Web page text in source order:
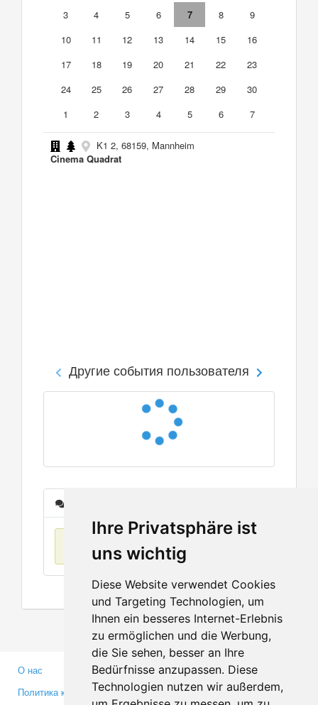
Ihre Privatsphäre ist
uns wichtig
Diese Website verwendet Cookies
und Targeting Technologien, um
Ihnen ein besseres Internet-Erlebnis
zu ermöglichen und die Werbung,
die Sie sehen, besser an Ihre
Bedürfnisse anzupassen. Diese
Technologien nutzen wir außerdem,
3
4 5 6 7 8
9
10
11 12 13 14 15
16
17
18 19 20 21 22
23
24
25 26 27 28 29
30
1
2 3 4 5 6 7
K1 2, 68159, Mannheim
Cinema Quadrat
Другие события пользователя
Нет данных
О нас
Политика конфиденциальности
Партнерам
Инвесторам